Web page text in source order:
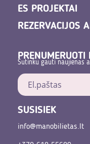
ES PROJEKTAI
REZERVACIJOS
Sutinku gauti naujienas
SUSISIEK
info@manobilietas.lt